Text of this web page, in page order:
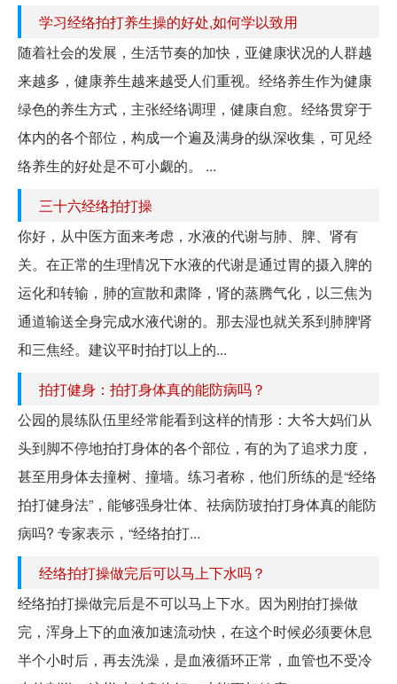
学习经络拍打养生操的好处,如何学以致用
随着社会的发展，生活节奏的加快，亚健康状况的人群越
来越多，健康养生越来越受人们重视。经络养生作为健康
绿色的养生方式，主张经络调理，健康自愈。经络贯穿于
体内的各个部位，构成一个遍及满身的纵深收集，可见经
络养生的好处是不可小觑的。 ...
三十六经络拍打操
你好，从中医方面来考虑，水液的代谢与肺、脾、肾有
关。在正常的生理情况下水液的代谢是通过胃的摄入脾的
运化和转输，肺的宣散和肃降，肾的蒸腾气化，以三焦为
通道输送全身完成水液代谢的。那去湿也就关系到肺脾肾
和三焦经。建议平时拍打以上的...
拍打健身：拍打身体真的能防病吗？
公园的晨练队伍里经常能看到这样的情形：大爷大妈们从
头到脚不停地拍打身体的各个部位，有的为了追求力度，
甚至用身体去撞树、撞墙。练习者称，他们所练的是“经络
拍打健身法”，能够强身壮体、祛病防玻拍打身体真的能防
病吗? 专家表示，“经络拍打...
经络拍打操做完后可以马上下水吗？
经络拍打操做完后是不可以马上下水。因为刚拍打操做
完，浑身上下的血液加速流动快，在这个时候必须要休息
半个小时后，再去洗澡，是血液循环正常，血管也不受冷